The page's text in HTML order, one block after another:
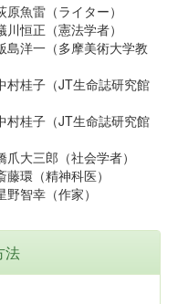
魚雷（ライター）
恒正（憲法学者）
洋一（多摩美術大学教
桂子（JT生命誌研究館
桂子（JT生命誌研究館
大三郎（社会学者）
環（精神科医）
智幸（作家）
法